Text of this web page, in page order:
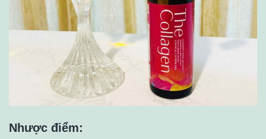
Nhược điểm: